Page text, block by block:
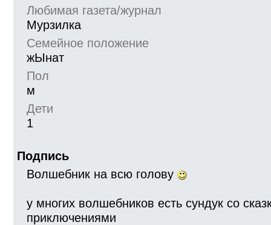
Любимая газета/журнал
Мурзилка
Семейное положение
жЫнат
Пол
м
Дети
1
Подпись
Волшебник на всю голову
у многих волшебников есть сундук со
приключениями